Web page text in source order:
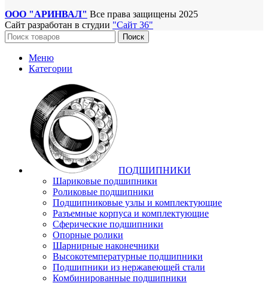
ООО "АРИНВАЛ" Все права защищены 2025
Сайт разработан в студии "Сайт 36"
Поиск
Меню
Категории
ПОДШИПНИКИ
Шариковые подшипники
Роликовые подшипники
Подшипниковые узлы и комплектующие
Разъемные корпуса и комплектующие
Сферические подшипники
Опорные ролики
Шарнирные наконечники
Высокотемпературные подшипники
Подшипники из нержавеющей стали
Комбинированные подшипники